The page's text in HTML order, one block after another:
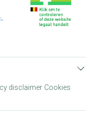
disclaimer Cookies